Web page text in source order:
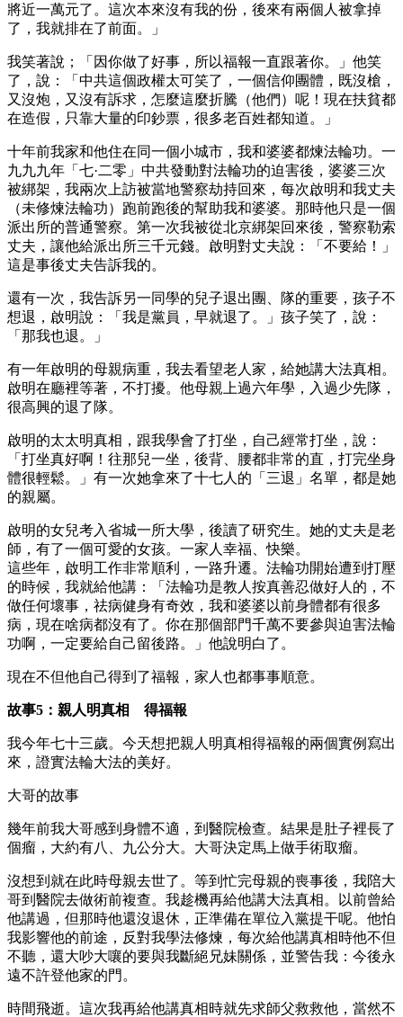
將近一萬元了。這次本來沒有我的份，後來有兩個人被拿掉
了，我就排在了前面。」
我笑著說；「因你做了好事，所以福報一直跟著你。」他笑
了，說：「中共這個政權太可笑了，一個信仰團體，既沒槍，
又沒炮，又沒有訴求，怎麼這麼折騰（他們）呢！現在扶貧都
在造假，只靠大量的印鈔票，很多老百姓都知道。」
十年前我家和他住在同一個小城市，我和婆婆都煉法輪功。一
九九九年「七·二零」中共發動對法輪功的迫害後，婆婆三次
被綁架，我兩次上訪被當地警察劫持回來，每次啟明和我丈夫
（未修煉法輪功）跑前跑後的幫助我和婆婆。那時他只是一個
派出所的普通警察。第一次我被從北京綁架回來後，警察勒索
丈夫，讓他給派出所三千元錢。啟明對丈夫說：「不要給！」
這是事後丈夫告訴我的。
還有一次，我告訴另一同學的兒子退出團、隊的重要，孩子不
想退，啟明說：「我是黨員，早就退了。」孩子笑了，說：
「那我也退。」
有一年啟明的母親病重，我去看望老人家，給她講大法真相。
啟明在廳裡等著，不打擾。他母親上過六年學，入過少先隊，
很高興的退了隊。
啟明的太太明真相，跟我學會了打坐，自己經常打坐，說：
「打坐真好啊！往那兒一坐，後背、腰都非常的直，打完坐身
體很輕鬆。」有一次她拿來了十七人的「三退」名單，都是她
的親屬。
啟明的女兒考入省城一所大學，後讀了研究生。她的丈夫是老
師，有了一個可愛的女孩。一家人幸福、快樂。
這些年，啟明工作非常順利，一路升遷。法輪功開始遭到打壓
的時候，我就給他講：「法輪功是教人按真善忍做好人的，不
做任何壞事，祛病健身有奇效，我和婆婆以前身體都有很多
病，現在啥病都沒有了。你在那個部門千萬不要參與迫害法輪
功啊，一定要給自己留後路。」他說明白了。
現在不但他自己得到了福報，家人也都事事順意。
故事5：親人明真相 得福報
我今年七十三歲。今天想把親人明真相得福報的兩個實例寫出
來，證實法輪大法的美好。
大哥的故事
幾年前我大哥感到身體不適，到醫院檢查。結果是肚子裡長了
個瘤，大約有八、九公分大。大哥決定馬上做手術取瘤。
沒想到就在此時母親去世了。等到忙完母親的喪事後，我陪大
哥到醫院去做術前複查。我趁機再給他講大法真相。以前曾給
他講過，但那時他還沒退休，正準備在單位入黨提干呢。他怕
我影響他的前途，反對我學法修煉，每次給他講真相時他不但
不聽，還大吵大嚷的要與我斷絕兄妹關係，並警告我：今後永
遠不許登他家的門。
時間飛逝。這次我再給他講真相時就先求師父救救他，當然不